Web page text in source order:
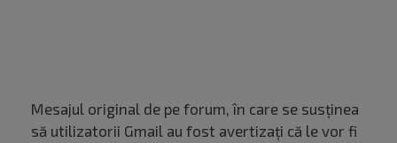
Mesajul original de pe forum, în care se susținea
să utilizatorii Gmail au fost avertizați că le vor fi